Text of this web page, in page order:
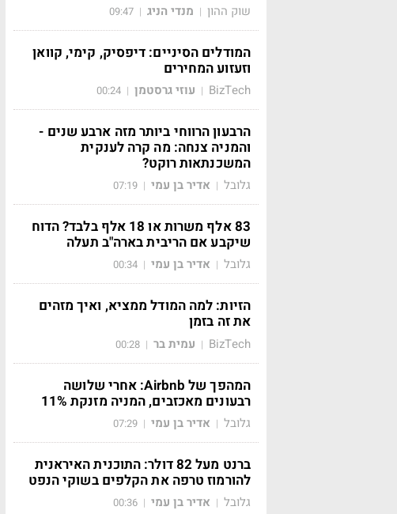
שוק ההון | מנדי הניג |
09:47
המודלים הסיניים: דיפסיק, קימי, קוואן
וזעזוע המחירים
BizTech
| עוזי גרסטמן |
00:24
הרבעון הרווחי ביותר מזה ארבע שנים -
והמניה צנחה: מה קרה לענקית
המשכנתאות רוקט?
גלובל | אדיר בן עמי |
07:19
83 אלף משרות או 18 אלף בלבד? הדוח
שיקבע אם הריבית בארה"ב תעלה
גלובל | אדיר בן עמי |
00:34
הזיות: למה המודל ממציא, ואיך מזהים
את זה בזמן
BizTech
| עמית בר |
00:28
המהפך של Airbnb: אחרי שלושה
רבעונים מאכזבים, המניה מזנקת 11%
גלובל | אדיר בן עמי |
07:29
ברנט מעל 82 דולר: התוכנית האיראנית
להורמוז טרפה את הקלפים בשוקי הנפט
גלובל | אדיר בן עמי |
00:36